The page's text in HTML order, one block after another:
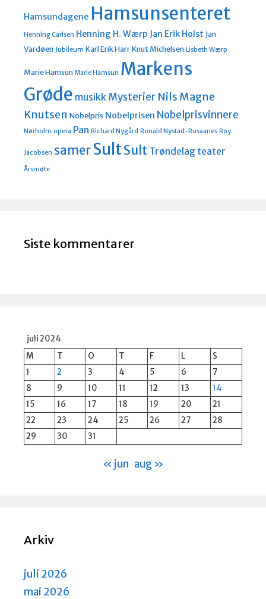
Hamsundagene Hamsunsenteret
Henning Carlsen Henning H. Wærp Jan Erik Holst Jan
Vardøen Jubileum Karl Erik HarrKnut Michelsen Lisbeth Wærp
Marie Hamsun Marie Hamsun Markens
Grøde musikk Mysterier Nils Magne
Knutsen Nobelpris Nobelprisen Nobelprisvinnere
Nørholm opera Pan Richard Nygård Ronald Nystad-Rusaanes Roy
Jacobsen samerSultSult Trøndelag teater
Årsmøte
Siste kommentarer
juli 2024
M
T O T F L
S
1
2 3 4 5 6
7
8
9 10 11 12 13
14
15
16 17 18 19 20
21
22
23 24 25 26 27
28
29
30 31
« jun aug »
Arkiv
juli 2026
mai 2026